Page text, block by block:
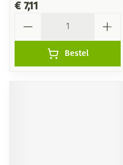
€ 7,11
Bestel